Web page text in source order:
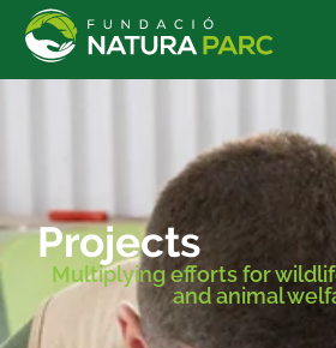
Projects
Multiplying efforts for
and animal